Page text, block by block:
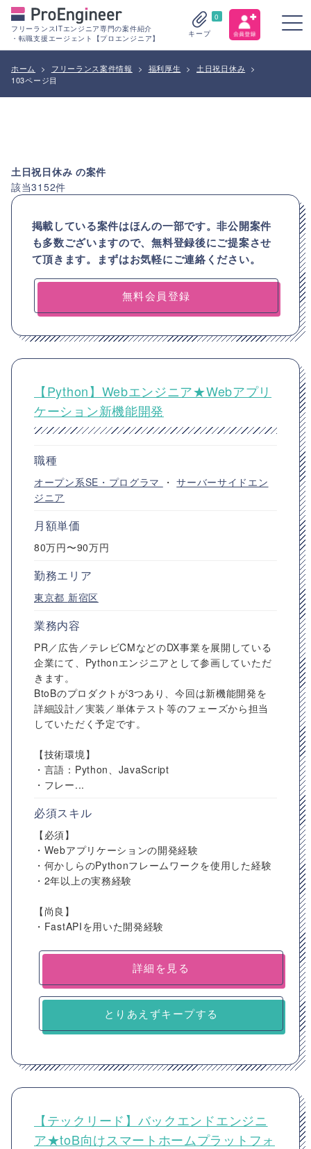
フリーランスITエンジニア専門の案件紹介
・転職支援エージェント【プロエンジニア】
0
キープ
ホーム > フリーランス案件情報 > 福利厚生 > 土日祝日休み >
103ページ目
土日祝日休み の案件
該当3152件
掲載している案件はほんの一部です。非公開案件
も多数ございますので、無料登録後にご提案させ
て頂きます。まずはお気軽にご連絡ください。
無料会員登録
【Python】Webエンジニア★Webアプリ
ケーション新機能開発
職種
オープン系SE・プログラマ ・サーバーサイドエン
ジニア
月額単価
80万円〜90万円
勤務エリア
東京都 新宿区
業務内容
PR／広告／テレビCMなどのDX事業を展開している
企業にて、Pythonエンジニアとして参画していただ
きます。
BtoBのプロダクトが3つあり、今回は新機能開発を
詳細設計／実装／単体テスト等のフェーズから担当
していただく予定です。
【技術環境】
・言語：Python、JavaScript
・フレー...
必須スキル
【必須】
・Webアプリケーションの開発経験
・何かしらのPythonフレームワークを使用した経験
・2年以上の実務経験
【尚良】
・FastAPIを用いた開発経験
詳細を見る
とりあえずキープする
【テックリード】バックエンドエンジニ
ア★toB向けスマートホームプラットフォ